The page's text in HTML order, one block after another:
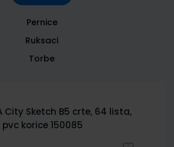
Pernice
Ruksaci
Torbe
City Sketch B5 crte, 64 lista,
pvc korice 150085